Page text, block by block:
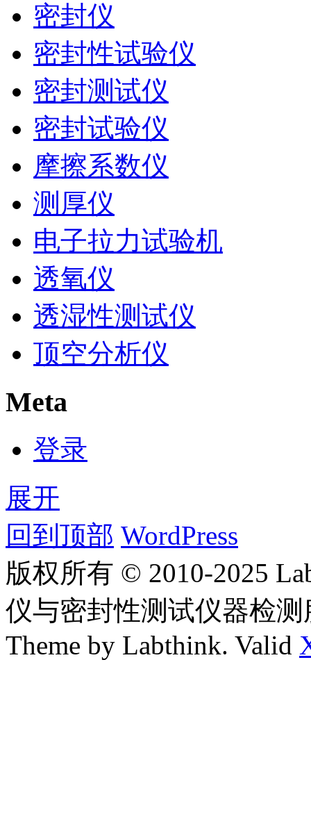
密封仪
密封性试验仪
密封测试仪
密封试验仪
摩擦系数仪
测厚仪
电子拉力试验机
透氧仪
透湿性测试仪
顶空分析仪
Meta
登录
展开
回到顶部 WordPress
版权所有 © 2010-2025
仪与密封性测试仪器检
Theme by Labthink. Valid